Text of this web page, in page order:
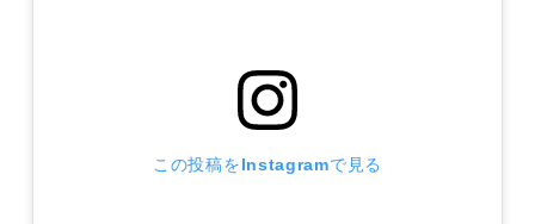
この投稿をInstagramで見る